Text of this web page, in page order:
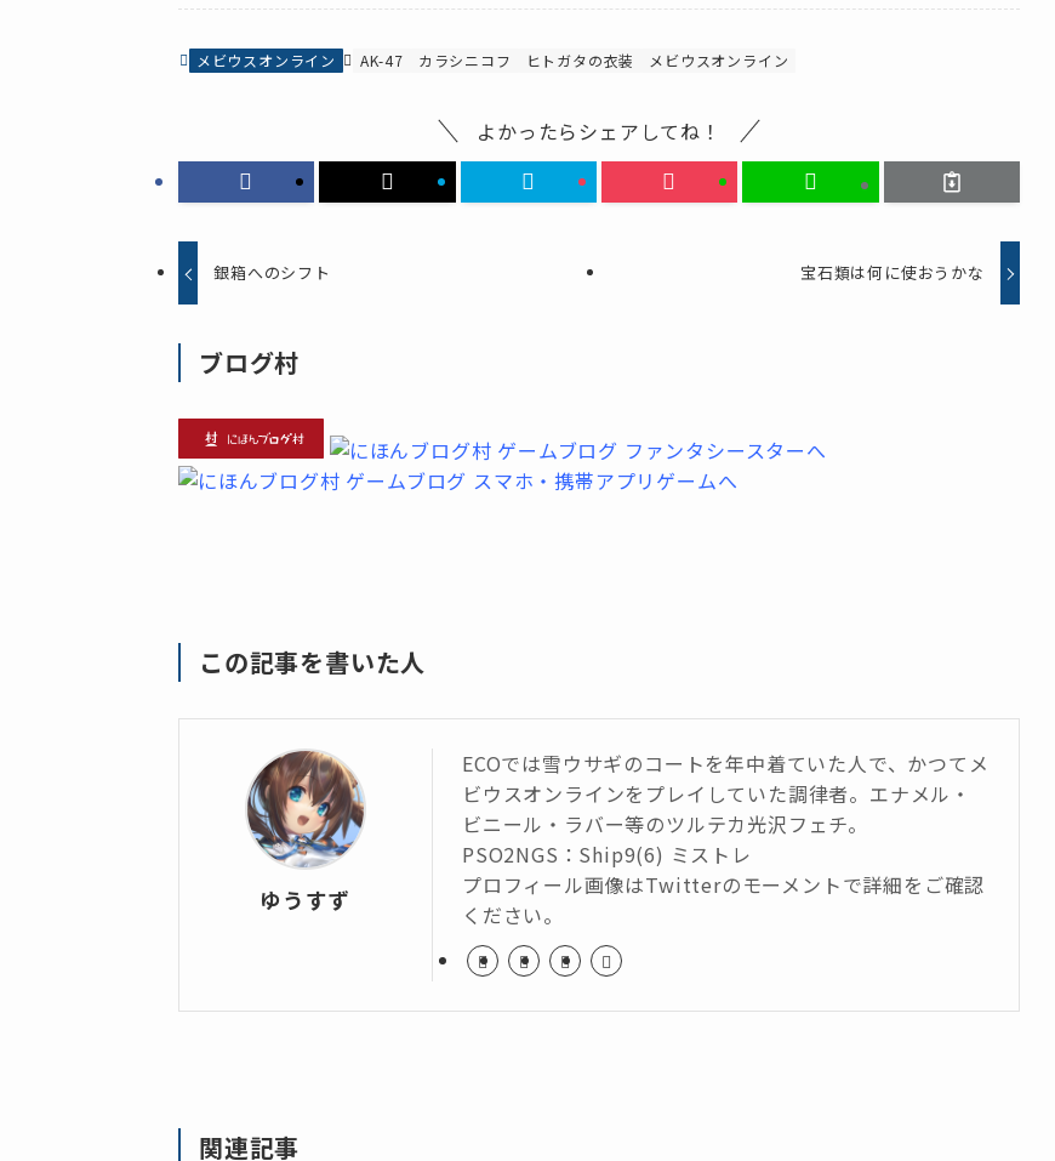
メビウスオンライン AK-47 カラシニコフ ヒトガタの衣装 メビウスオンライン
よかったらシェアしてね！
銀箱へのシフト 宝石類は何に使おうかな
ブログ村
この記事を書いた人
ゆうすず
ECOでは雪ウサギのコートを年中着ていた人で、かつてメ
ビウスオンラインをプレイしていた調律者。エナメル・
ビニール・ラバー等のツルテカ光沢フェチ。
PSO2NGS：Ship9(6) ミストレ
プロフィール画像はTwitterのモーメントで詳細をご確認
ください。
関連記事